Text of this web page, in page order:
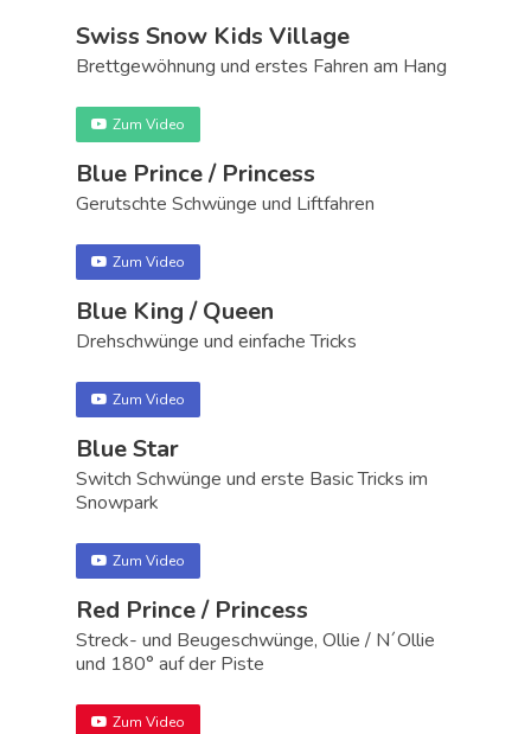
Swiss Snow Kids Village
Brettgewöhnung und erstes Fahren am Hang
Zum Video
Blue Prince / Princess
Gerutschte Schwünge und Liftfahren
Zum Video
Blue King / Queen
Drehschwünge und einfache Tricks
Zum Video
Blue Star
Switch Schwünge und erste Basic Tricks im
Snowpark
Zum Video
Red Prince / Princess
Streck- und Beugeschwünge, Ollie / N´Ollie
und 180° auf der Piste
Zum Video